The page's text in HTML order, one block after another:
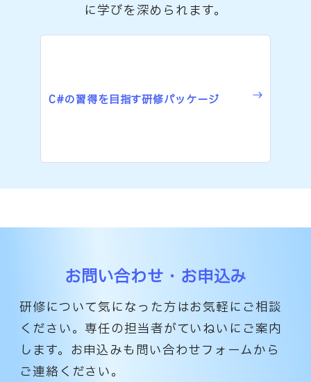
に学びを深められます。
C#の習得を目指す研修パッケージ
お問い合わせ・お申込み
研修について気になった方はお気軽にご相談
ください。専任の担当者がていねいにご案内
します。 お申込みも問い合わせフォームから
ご連絡ください。